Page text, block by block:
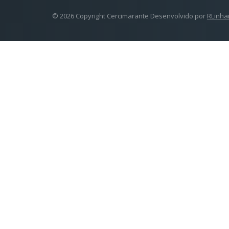
© 2026 Copyright Cercimarante Desenvolvido por